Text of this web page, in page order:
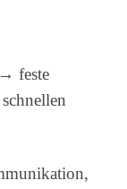
feste